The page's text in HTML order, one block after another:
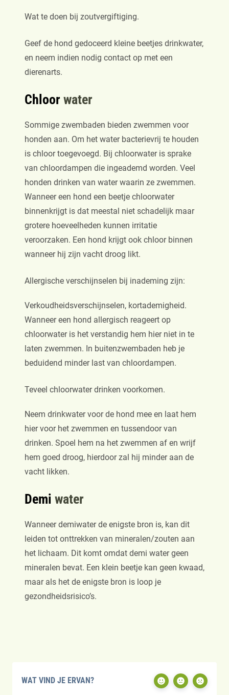
Wat te doen bij zoutvergiftiging.
Geef de hond gedoceerd kleine beetjes drinkwater,
en neem indien nodig contact op met een
dierenarts.
Chloor water
Sommige zwembaden bieden zwemmen voor
honden aan. Om het water bacterievrij te houden
is chloor toegevoegd. Bij chloorwater is sprake
van chloordampen die ingeademd worden. Veel
honden drinken van water waarin ze zwemmen.
Wanneer een hond een beetje chloorwater
binnenkrijgt is dat meestal niet schadelijk maar
grotere hoeveelheden kunnen irritatie
veroorzaken. Een hond krijgt ook chloor binnen
wanneer hij zijn vacht droog likt.
Allergische verschijnselen bij inademing zijn:
Verkoudheidsverschijnselen, kortademigheid.
Wanneer een hond allergisch reageert op
chloorwater is het verstandig hem hier niet in te
laten zwemmen. In buitenzwembaden heb je
beduidend minder last van chloordampen.
Teveel chloorwater drinken voorkomen.
Neem drinkwater voor de hond mee en laat hem
hier voor het zwemmen en tussendoor van
drinken. Spoel hem na het zwemmen af en wrijf
hem goed droog, hierdoor zal hij minder aan de
vacht likken.
Demi water
Wanneer demiwater de enigste bron is, kan dit
leiden tot onttrekken van mineralen/zouten aan
het lichaam. Dit komt omdat demi water geen
mineralen bevat. Een klein beetje kan geen kwaad,
maar als het de enigste bron is loop je
gezondheidsrisico’s.
WAT VIND JE ERVAN?